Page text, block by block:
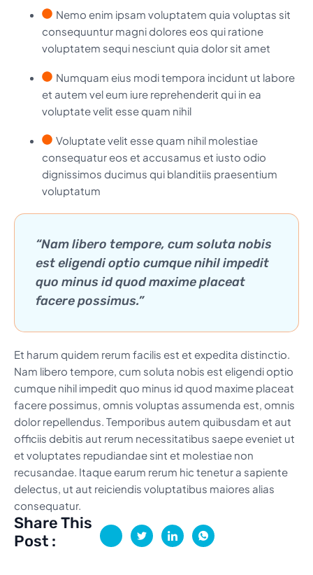
Nemo enim ipsam voluptatem quia voluptas sit
consequuntur magni dolores eos qui ratione
voluptatem sequi nesciunt quia dolor sit amet
Numquam eius modi tempora incidunt ut labore
et autem vel eum iure reprehenderit qui in ea
voluptate velit esse quam nihil
Voluptate velit esse quam nihil molestiae
consequatur eos et accusamus et iusto odio
dignissimos ducimus qui blanditiis praesentium
voluptatum
“Nam libero tempore, cum soluta nobis
est eligendi optio cumque nihil impedit
quo minus id quod maxime placeat
facere possimus.”
Et harum quidem rerum facilis est et expedita distinctio.
Nam libero tempore, cum soluta nobis est eligendi optio
cumque nihil impedit quo minus id quod maxime placeat
facere possimus, omnis voluptas assumenda est, omnis
dolor repellendus. Temporibus autem quibusdam et aut
officiis debitis aut rerum necessitatibus saepe eveniet ut
et voluptates repudiandae sint et molestiae non
recusandae. Itaque earum rerum hic tenetur a sapiente
delectus, ut aut reiciendis voluptatibus maiores alias
consequatur.
Share This
Post :